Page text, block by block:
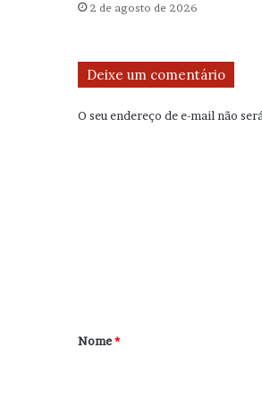
2 de agosto de 2026
Deixe um comentário
O seu endereço de e-mail não
r
Nome*